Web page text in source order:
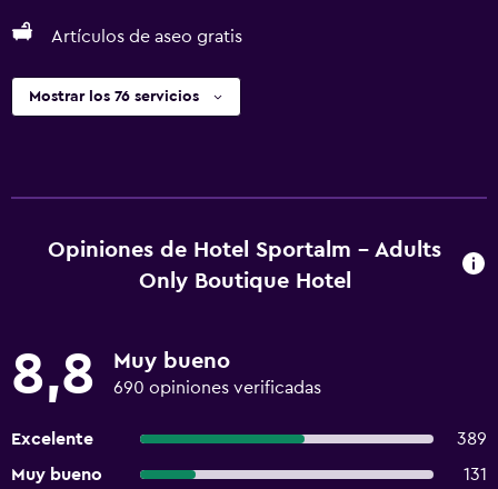
Artículos de aseo gratis
Mostrar los 76 servicios
Opiniones de Hotel Sportalm - Adults
Only Boutique Hotel
8,8 Muy bueno
690 opiniones verificadas
Excelente
389
Muy bueno
131